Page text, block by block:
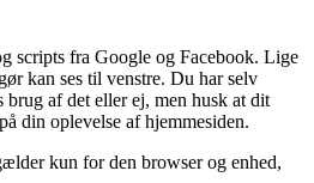
scripts fra Google og Facebook. Lige
kan ses til venstre. Du har selv
brug af det eller ej, men husk at dit
din oplevelse af hjemmesiden.
kun for den browser og enhed,